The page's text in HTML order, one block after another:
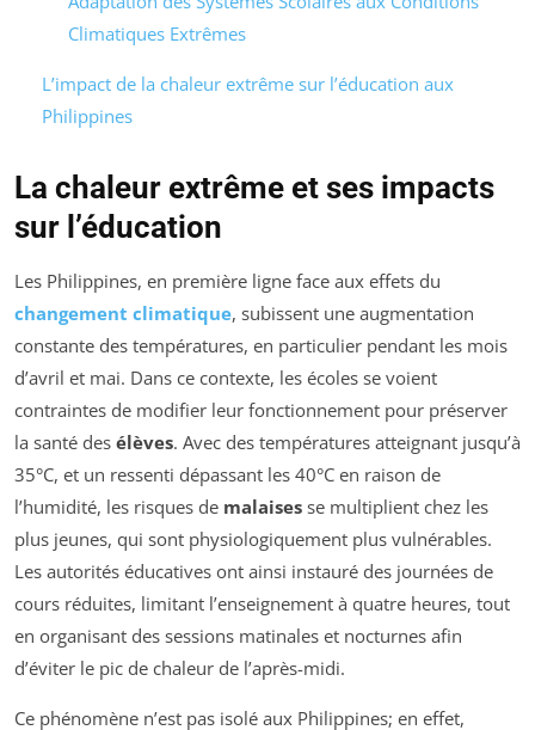
Climatiques Extrêmes
L’impact de la chaleur extrême sur l’éducation aux
Philippines
La chaleur extrême et ses impacts
sur l’éducation
Les Philippines, en première ligne face aux effets du
changement climatique, subissent une augmentation
constante des températures, en particulier pendant les mois
d’avril et mai. Dans ce contexte, les écoles se voient
contraintes de modifier leur fonctionnement pour préserver
la santé des élèves. Avec des températures atteignant jusqu’à
35°C, et un ressenti dépassant les 40°C en raison de
l’humidité, les risques de malaises se multiplient chez les
plus jeunes, qui sont physiologiquement plus vulnérables.
Les autorités éducatives ont ainsi instauré des journées de
cours réduites, limitant l’enseignement à quatre heures, tout
en organisant des sessions matinales et nocturnes afin
d’éviter le pic de chaleur de l’après-midi.
Ce phénomène n’est pas isolé aux Philippines; en effet,